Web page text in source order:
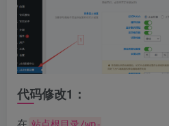
代码修改1：
在 站点根目录/wp-